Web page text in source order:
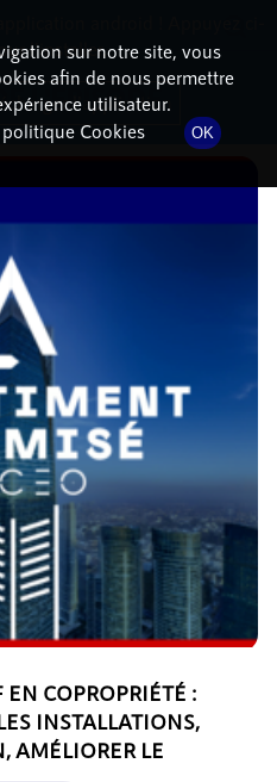
L'ÉPISODE
COPROPRIÉTÉ :
INSTALLATIONS,
AMÉLIORER LE
sur notre site, vous
afin de nous permettre
utilisateur.
Cookies
OK
l'installer.
l'application